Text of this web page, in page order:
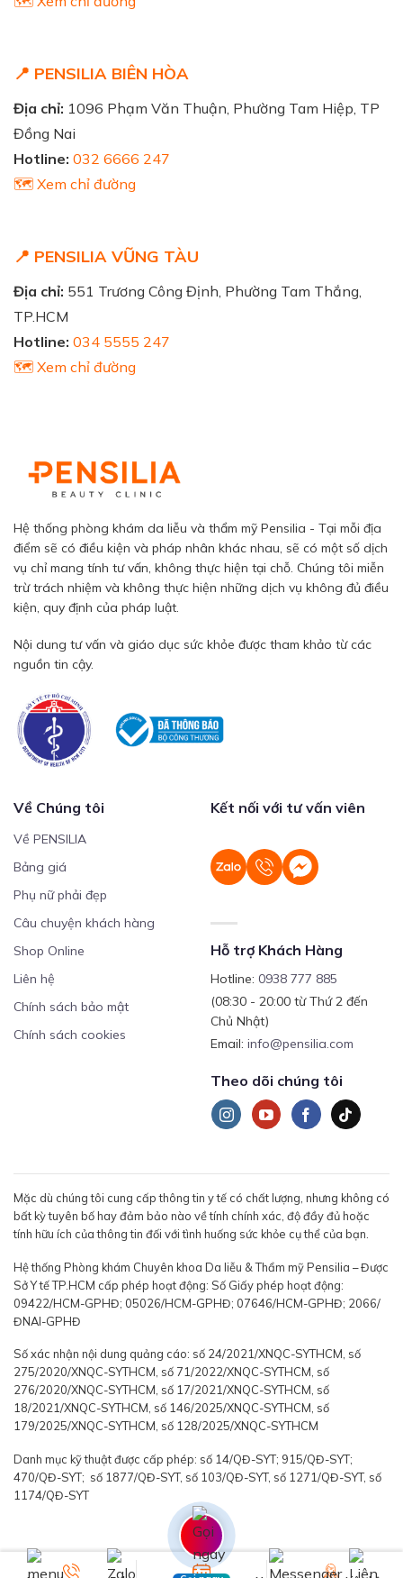
📍 PENSILIA BIÊN HÒA
Địa chỉ: 1096 Phạm Văn Thuận, Phường Tam Hiệp, TP
Đồng Nai
Hotline: 032 6666 247
🗺️ Xem chỉ đường
📍 PENSILIA VŨNG TÀU
Địa chỉ: 551 Trương Công Định, Phường Tam Thắng,
TP.HCM
Hotline: 034 5555 247
🗺️ Xem chỉ đường
Hệ thống phòng khám da liễu và thẩm mỹ Pensilia - Tại mỗi địa
điểm sẽ có điều kiện và pháp nhân khác nhau, sẽ có một số dịch
vụ chỉ mang tính tư vấn, không thực hiện tại chỗ. Chúng tôi miễn
trừ trách nhiệm và không thực hiện những dịch vụ không đủ điều
kiện, quy định của pháp luật.
Nội dung tư vấn và giáo dục sức khỏe được tham khảo từ các
nguồn tin cậy.
Về Chúng tôi
Về PENSILIA
Bảng giá
Phụ nữ phải đẹp
Câu chuyện khách hàng
Shop Online
Liên hệ
Chính sách bảo mật
Chính sách cookies
Kết nối với tư vấn viên
Hỗ trợ Khách Hàng
Hotline: 0938 777 885
(08:30 - 20:00 từ Thứ 2 đến
Chủ Nhật)
Email: info@pensilia.com
Theo dõi chúng tôi
Mặc dù chúng tôi cung cấp thông tin y tế có chất lượng, nhưng không có
bất kỳ tuyên bố hay đảm bảo nào về tính chính xác, độ đầy đủ hoặc
tính hữu ích của thông tin đối với tình huống sức khỏe cụ thể của bạn.
Hệ thống Phòng khám Chuyên khoa Da liễu & Thẩm mỹ Pensilia – Được
Sở Y tế TP.HCM cấp phép hoạt động: Số Giấy phép hoạt động:
09422/HCM-GPHĐ; 05026/HCM-GPHĐ; 07646/HCM-GPHĐ; 2066/
ĐNAI-GPHĐ
Số xác nhận nội dung quảng cáo: số 24/2021/XNQC-SYTHCM, số
275/2020/XNQC-SYTHCM, số 71/2022/XNQC-SYTHCM, số
276/2020/XNQC-SYTHCM, số 17/2021/XNQC-SYTHCM, số
18/2021/XNQC-SYTHCM, số 146/2025/XNQC-SYTHCM, số
179/2025/XNQC-SYTHCM, số 128/2025/XNQC-SYTHCM
Danh mục kỹ thuật được cấp phép: số 14/QĐ-SYT; 915/QĐ-SYT;
470/QĐ-SYT; số 1877/QĐ-SYT, số 103/QĐ-SYT, số 1271/QĐ-SYT, số
1174/QĐ-SYT